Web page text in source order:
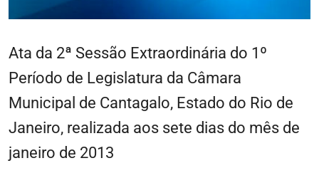
Ata da 2ª Sessão Extraordinária do 1º
Período de Legislatura da Câmara
Municipal de Cantagalo, Estado do Rio de
Janeiro, realizada aos sete dias do mês de
janeiro de 2013